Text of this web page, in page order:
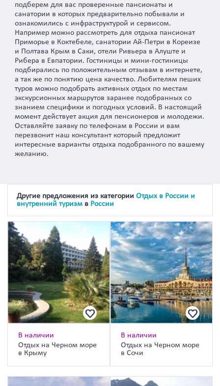
подберем для вас проверенные пансионаты и
санатории в которых предварительно побывали и
ознакомились с инфраструктурой и сервисом.
Например можно рассмотреть для отдыха пансионат
Приморье в Коктебеле, санатории Ай-Петри в Кореизе
и Полтава Крым в Саки, отели Ривьера в Алуште и
Рибера в Евпатории. Гостиницы и мини-гостиницы
подбирались по положительным отзывам в интернете,
а так же по понятию цена качество. Любителям пеших
туров можно подобрать активных отдых по местам
экскурсионных маршрутов заранее подобранных со
знанием специфики и погодных условий. В настоящий
момент действует акция для пенсионеров и молодежи.
Оставляйте заявку по телефонам в России и вам
перезвонит наш консультант который предложит
интересные варианты отдыха подобранного по вашему
желанию.
Другие предложения из категории Отдых в России и
внутренний туризм в России
В наличии
Отдых на Черном море
в Крыму
В наличии
Отдых на Черном море
в Сочи